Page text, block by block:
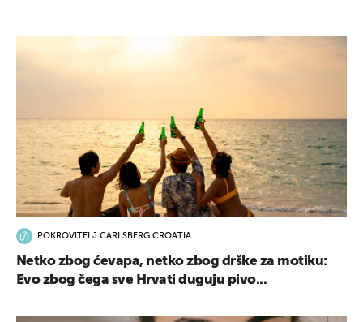
POKROVITELJ CARLSBERG CROATIA
Netko zbog ćevapa, netko zbog drške za motiku:
Evo zbog čega sve Hrvati duguju pivo...